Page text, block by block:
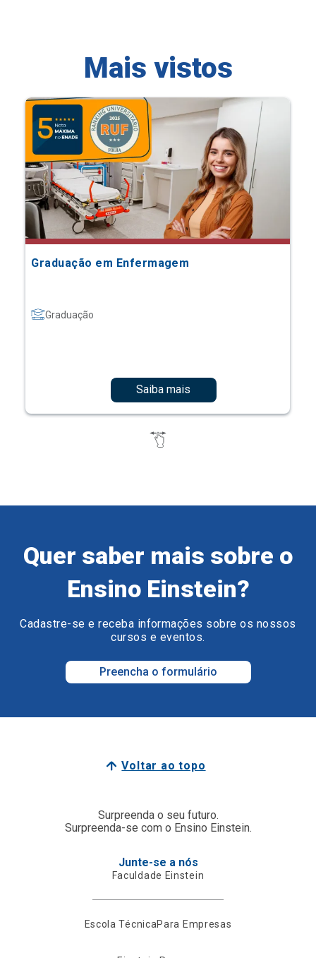
Mais vistos
Graduação em Enfermagem
Graduação
Saiba mais
Quer saber mais sobre o
Ensino Einstein?
Cadastre-se e receba informações sobre os nossos
cursos e eventos.
Preencha o formulário
Voltar ao topo
Surpreenda o seu futuro.
Surpreenda-se com o Ensino Einstein.
Junte-se a nós
Faculdade Einstein
Escola TécnicaPara Empresas